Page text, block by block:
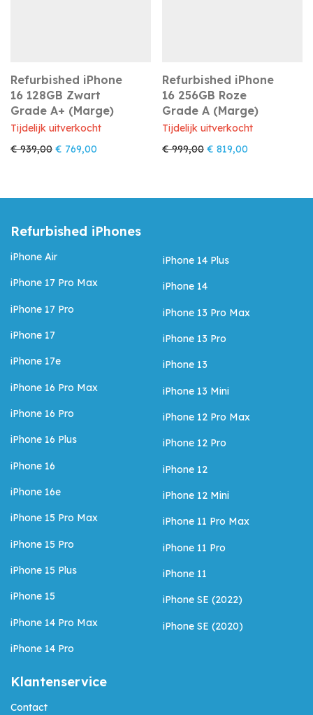
Refurbished iPhone
16 128GB Zwart
Grade A+ (Marge)
Tijdelijk uitverkocht
€939,00 Oorspronkelijke prijs was: € 939,00.
€ 769,00 Huidige prijs is: € 769,00.
Refurbished iPhone
16 256GB Roze
Grade A (Marge)
Tijdelijk uitverkocht
€999,00 Oorspronkelijke prijs
€ 819,00
Refurbished iPhones
iPhone Air
iPhone 17 Pro Max
iPhone 17 Pro
iPhone 17
iPhone 17e
iPhone 16 Pro Max
iPhone 16 Pro
iPhone 16 Plus
iPhone 16
iPhone 16e
iPhone 15 Pro Max
iPhone 15 Pro
iPhone 15 Plus
iPhone 15
iPhone 14 Pro Max
iPhone 14 Pro
iPhone 14 Plus
iPhone 14
iPhone 13 Pro Max
iPhone 13 Pro
iPhone 13
iPhone 13 Mini
iPhone 12 Pro Max
iPhone 12 Pro
iPhone 12
iPhone 12 Mini
iPhone 11 Pro Max
iPhone 11 Pro
iPhone 11
iPhone SE (2022)
iPhone SE (2020)
Klantenservice
Contact